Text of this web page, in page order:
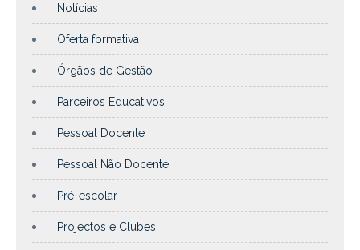
Notícias
Oferta formativa
Órgãos de Gestão
Parceiros Educativos
Pessoal Docente
Pessoal Não Docente
Pré-escolar
Projectos e Clubes